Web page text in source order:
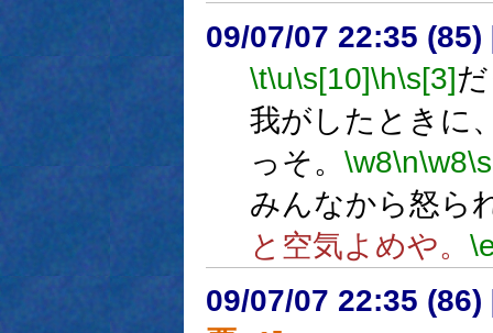
09/07/07 22:35 (85)
\t\u\s[10]\h\s[3]
我がしたときに
っそ。 \w8\n\w8
みんなから怒ら
と空気よめや。
09/07/07 22:35 (86)